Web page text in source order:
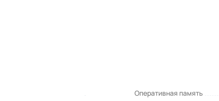
Оперативная память